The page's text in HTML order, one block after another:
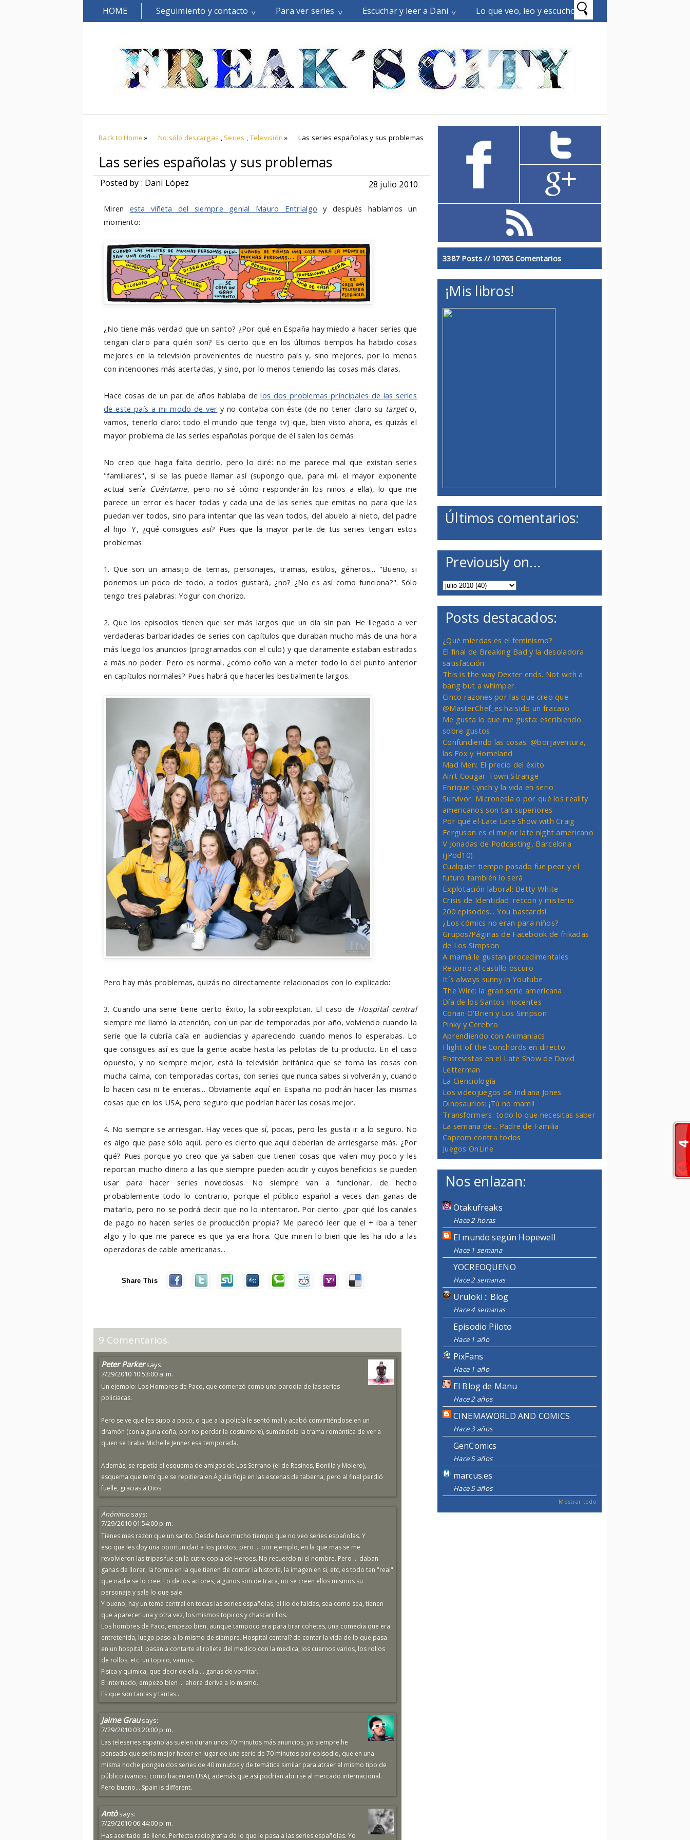
HOME Seguimiento y contacto Para ver series Escuchar y leer a Dani Lo que veo, leo y escucho
Back to Home » No sólo descargas , Series ,Televisión » Las series españolas y sus problemas
Las series españolas y sus problemas
Posted by : Dani López 28 julio 2010
Miren esta viñeta del siempre genial Mauro Entrialgo y después hablamos un
momento:
¿No tiene más verdad que un santo? ¿Por qué en España hay miedo a hacer series que
tengan claro para quién son? Es cierto que en los últimos tiempos ha habido cosas
mejores en la televisión provenientes de nuestro país y, sino mejores, por lo menos
con intenciones más acertadas, y sino, por lo menos teniendo las cosas más claras.
Hace cosas de un par de años hablaba delos dos problemas principales de las series
de este país a mi modo de ver y no contaba con éste (de no tener claro su targeto,
vamos, tenerlo claro: todo el mundo que tenga tv) que, bien visto ahora, es quizás el
mayor problema de las series españolas porque de él salen los demás.
No creo que haga falta decirlo, pero lo diré: no me parece mal que existan series
"familiares", si se las puede llamar así (supongo que, para mí, el mayor exponente
actual sería Cuéntame, pero no sé cómo responderán los niños a ella), lo que me
parece un error es hacer todas y cada una de las series que emitas no para que las
puedan ver todos, sino para intentar que las vean todos, del abuelo al nieto, del padre
al hijo. Y, ¿qué consigues así? Pues que la mayor parte de tus series tengan estos
problemas:
1. Que son un amasijo de temas, personajes, tramas, estilos, géneros... "Bueno, si
ponemos un poco de todo, a todos gustará, ¿no? ¿No es así como funciona?". Sólo
tengo tres palabras: Yogur con chorizo.
2. Que los episodios tienen que ser más largos que un día sin pan. He llegado a ver
verdaderas barbaridades de series con capítulos que duraban mucho más de una hora
más luego los anuncios (programados con el culo) y que claramente estaban estirados
a más no poder. Pero es normal, ¿cómo coño van a meter todo lo del punto anterior
en capítulos normales? Pues habrá que hacerles bestialmente largos.
Pero hay más problemas, quizás no directamente relacionados con lo explicado:
3. Cuando una serie tiene cierto éxito, la sobreexplotan. El caso de Hospital central
siempre me llamó la atención, con un par de temporadas por año, volviendo cuando la
serie que la cubría caía en audiencias y apareciendo cuando menos lo esperabas. Lo
que consigues así es que la gente acabe hasta las pelotas de tu producto. En el caso
opuesto, y no siempre mejor, está la televisión británica que se toma las cosas con
mucha calma, con temporadas cortas, con series que nunca sabes si volverán y, cuando
lo hacen casi ni te enteras... Obviamente aquí en España no podrán hacer las mismas
cosas que en los USA, pero seguro que podrían hacer las cosas mejor.
4. No siempre se arriesgan. Hay veces que sí, pocas, pero les gusta ir a lo seguro. No
es algo que pase sólo aquí, pero es cierto que aquí deberían de arriesgarse más. ¿Por
qué? Pues porque yo creo que ya saben que tienen cosas que valen muy poco y les
reportan mucho dinero a las que siempre pueden acudir y cuyos beneficios se pueden
usar para hacer series novedosas. No siempre van a funcionar, de hecho
probablemente todo lo contrario, porque el público español a veces dan ganas de
matarlo, pero no se podrá decir que no lo intentaron. Por cierto: ¿por qué los canales
de pago no hacen series de producción propia? Me pareció leer que el + iba a tener
algo y lo que me parece es que ya era hora. Que miren lo bien que les ha ido a las
operadoras de cable americanas...
Share This
9 Comentarios.
Peter Parker says:
7/29/2010 10:53:00 a. m.
Un ejemplo: Los Hombres de Paco, que comenzó como una parodia de las series
policiacas.
Pero se ve que les supo a poco, o que a la policía le sentó mal y acabó convirtiéndose en un
dramón (con alguna coña, por no perder la costumbre), sumándole la trama romántica de ver a
quien se tiraba Michelle Jenner esa temporada.
Además, se repetía el esquema de amigos de Los Serrano (el de Resines, Bonilla y Molero),
esquema que temí que se repitiera en Águila Roja en las escenas de taberna, pero al final perdió
fuelle, gracias a Dios.
Anónimo says:
7/29/2010 01:54:00 p. m.
Tienes mas razon que un santo. Desde hace mucho tiempo que no veo series españolas. Y
eso que les doy una oportunidad a los pilotos, pero ... por ejemplo, en la que mas se me
revolvieron las tripas fue en la cutre copia de Heroes. No recuerdo ni el nombre. Pero ... daban
ganas de llorar, la forma en la que tienen de contar la historia, la imagen en si, etc, es todo tan "real"
que nadie se lo cree. Lo de los actores, algunos son de traca, no se creen ellos mismos su
personaje y sale lo que sale.
Y bueno, hay un tema central en todas las series españolas, el lio de faldas, sea como sea, tienen
que aparecer una y otra vez, los mismos topicos y chascarrillos.
Los hombres de Paco, empezo bien, aunque tampoco era para tirar cohetes, una comedia que era
entretenida, luego paso a lo mismo de siempre. Hospital central? de contar la vida de lo que pasa
en un hospital, pasan a contarte el rollete del medico con la medica, los cuernos varios, los rollos
de rollos, etc. un topico, vamos.
Fisica y quimica, que decir de ella ... ganas de vomitar.
El internado, empezo bien ... ahora deriva a lo mismo.
Es que son tantas y tantas...
Jaime Grau says:
7/29/2010 03:20:00 p. m.
Las teleseries españolas suelen duran unos 70 minutos más anuncios, yo siempre he
pensado que sería mejor hacer en lugar de una serie de 70 minutos por episodio, que en una
misma noche pongan dos series de 40 minutos y de temática similar para atraer al mismo tipo de
público (vamos, como hacen en USA), además que así podrían abrirse al mercado internacional.
Pero bueno... Spain is different.
Antò says:
7/29/2010 06:44:00 p. m.
Has acertado de lleno. Perfecta radiografía de lo que le pasa a las series españolas. Yo
3387 Posts // 10765 Comentarios
¡Mis libros!
Últimos comentarios:
Previously on...
Posts destacados:
¿Qué mierdas es el feminismo?
El final de Breaking Bad y la desoladora
satisfacción
This is the way Dexter ends. Not with a
bang but a whimper.
Cinco razones por las que creo que
@MasterChef_es ha sido un fracaso
Me gusta lo que me gusta: escribiendo
sobre gustos
Confundiendo las cosas: @borjaventura,
las Fox y Homeland
Mad Men: El precio del éxito
Ain’t Cougar Town Strange
Enrique Lynch y la vida en serio
Survivor: Micronesia o por qué los reality
americanos son tan superiores
Por qué el Late Late Show with Craig
Ferguson es el mejor late night americano
V Jonadas de Podcasting, Barcelona
(jPod10)
Cualquier tiempo pasado fue peor y el
futuro también lo será
Explotación laboral: Betty White
Crisis de Identidad: retcon y misterio
200 episodes... You bastards!
¿Los cómics no eran para niños?
Grupos/Páginas de Facebook de frikadas
de Los Simpson
A mamá le gustan procedimentales
Retorno al castillo oscuro
It´s always sunny in Youtube
The Wire: la gran serie americana
Día de los Santos Inocentes
Conan O'Brien y Los Simpson
Pinky y Cerebro
Aprendiendo con Animaniacs
Flight of the Conchords en directo
Entrevistas en el Late Show de David
Letterman
La Cienciología
Los videojuegos de Indiana Jones
Dinosaurios: ¡Tú no mami!
Transformers: todo lo que necesitas saber
La semana de... Padre de Familia
Capcom contra todos
Juegos OnLine
Nos enlazan:
Otakufreaks
Hace 2 horas
El mundo según Hopewell
Hace 1 semana
YOCREOQUENO
Hace 2 semanas
Uruloki :: Blog
Hace 4 semanas
Episodio Piloto
Hace 1 año
PixFans
Hace 1 año
El Blog de Manu
Hace 2 años
CINEMAWORLD AND COMICS
Hace 3 años
GenComics
Hace 5 años
marcus.es
Hace 5 años
Mostrar todo